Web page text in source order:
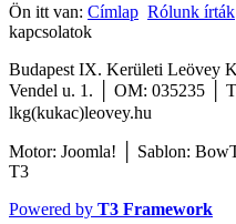
Ön itt van: Címlap Rólunk írták
kapcsolatok
Budapest IX. Kerületi Leövey
Vendel u. 1. │ OM: 035235 │
lkg(kukac)leovey.hu
Motor: Joomla! │ Sablon:
T3
Powered by T3 Framework